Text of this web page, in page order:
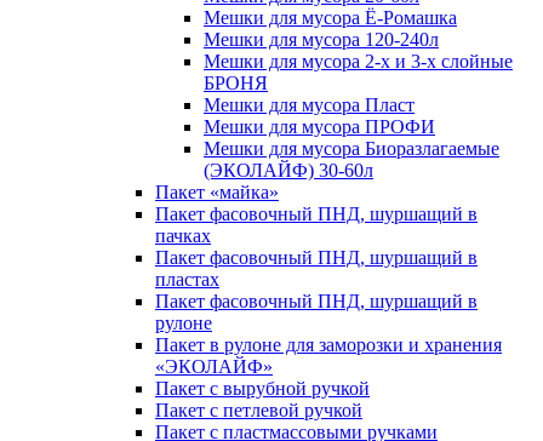
Мешки для мусора Ё-Ромашка
Мешки для мусора 120-240л
Мешки для мусора 2-х и 3-х слойные
БРОНЯ
Мешки для мусора Пласт
Мешки для мусора ПРОФИ
Мешки для мусора Биоразлагаемые
(ЭКОЛАЙФ) 30-60л
Пакет «майка»
Пакет фасовочный ПНД, шуршащий в
пачках
Пакет фасовочный ПНД, шуршащий в
пластах
Пакет фасовочный ПНД, шуршащий в
рулоне
Пакет в рулоне для заморозки и хранения
«ЭКОЛАЙФ»
Пакет с вырубной ручкой
Пакет с петлевой ручкой
Пакет с пластмассовыми ручками